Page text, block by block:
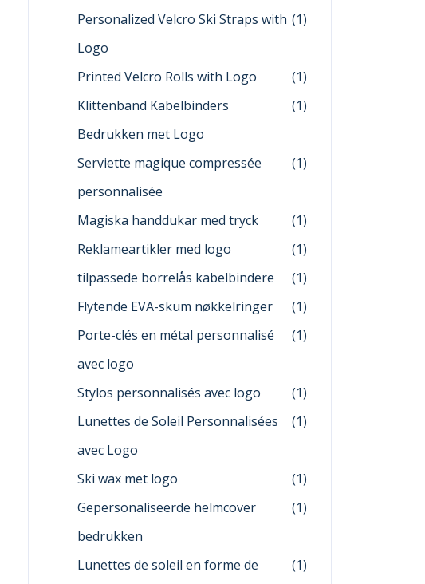
Personalized Velcro Ski Straps with
Logo
(1)
Printed Velcro Rolls with Logo
(1)
Klittenband Kabelbinders
Bedrukken met Logo
(1)
Serviette magique compressée
personnalisée
(1)
Magiska handdukar med tryck
(1)
Reklameartikler med logo
(1)
tilpassede borrelås kabelbindere
(1)
Flytende EVA-skum nøkkelringer
(1)
Porte-clés en métal personnalisé
avec logo
(1)
Stylos personnalisés avec logo
(1)
Lunettes de Soleil Personnalisées
avec Logo
(1)
Ski wax met logo
(1)
Gepersonaliseerde helmcover
bedrukken
(1)
Lunettes de soleil en forme de
(1)